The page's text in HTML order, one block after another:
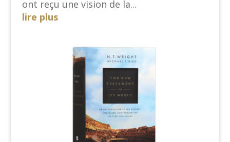
ont reçu une vision de la...
lire plus